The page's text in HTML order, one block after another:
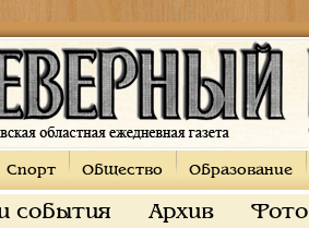
Спорт Общество Образование
события Архив Фото